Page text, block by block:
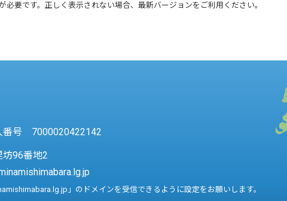
必要です。正しく表示されない場合、最新バージョンをご利用ください。
番号 7000020422142
96番地2
」のドメインを受信できるように設定をお願いします。